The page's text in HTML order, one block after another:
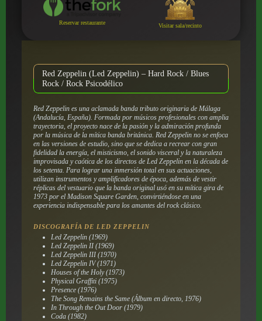
Reservar restaurante Visitar sala/recinto
Red Zeppelin (Led Zeppelin) – Hard Rock / Blues
Rock / Rock Psicodélico
Red Zeppelin es una aclamada banda tributo originaria de Málaga
(Andalucía, España). Formada por músicos profesionales con amplia
trayectoria, el proyecto nace de la pasión y la admiración profunda
por la música de la mítica banda británica. Red Zeppelin no se enfoca
en las versiones de estudio, sino que se dedica a recrear con gran
fidelidad la energía, el misticismo, el sonido visceral y la naturaleza
improvisada y caótica de los directos de Led Zeppelin en la década de
los setenta. Para lograr una inmersión total en sus actuaciones,
utilizan instrumentos y amplificadores de época, además de vestir
réplicas del vestuario que la banda original usó en su mítica gira de
1973 por el Madison Square Garden, convirtiéndose en una
experiencia indispensable para los amantes del rock clásico.
DISCOGRAFÍA DE LED ZEPPELIN
Led Zeppelin (1969)
Led Zeppelin II (1969)
Led Zeppelin III (1970)
Led Zeppelin IV (1971)
Houses of the Holy (1973)
Physical Graffiti (1975)
Presence (1976)
The Song Remains the Same (Álbum en directo, 1976)
In Through the Out Door (1979)
Coda (1982)